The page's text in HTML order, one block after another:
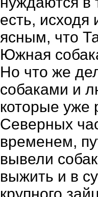
есть, исходя
ясным, что
Южная
Но что же
собаками и
которые уже
Северных
временем,
вывели
выжить и в